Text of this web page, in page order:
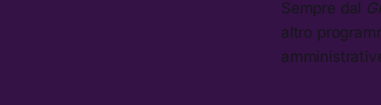
Sempre dal
altro